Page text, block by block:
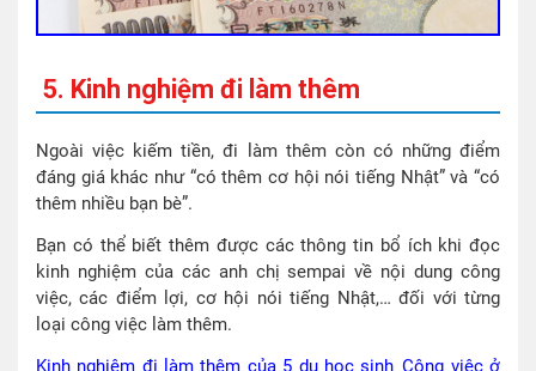
5. Kinh nghiệm đi làm thêm
Ngoài việc kiếm tiền, đi làm thêm còn có những điểm
đáng giá khác như “có thêm cơ hội nói tiếng Nhật” và “có
thêm nhiều bạn bè”.
Bạn có thể biết thêm được các thông tin bổ ích khi đọc
kinh nghiệm của các anh chị sempai về nội dung công
việc, các điểm lợi, cơ hội nói tiếng Nhật,… đối với từng
loại công việc làm thêm.
Kinh nghiệm đi làm thêm của 5 du học sinh_Công việc ở